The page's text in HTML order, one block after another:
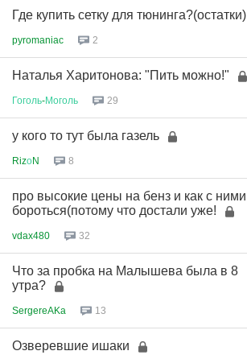
Где купить сетку для тюнинга?(остатки)
pyromaniac 2
Наталья Харитонова: "Пить можно!"
Гоголь-Моголь 29
у кого то тут была газель
RizоN 8
про высокие цены на бенз и как с ними
бороться(потому что достали уже!
vdax480 32
Что за пробка на Малышева была в 8
утра?
SergereAKa 13
Озверевшие ишаки